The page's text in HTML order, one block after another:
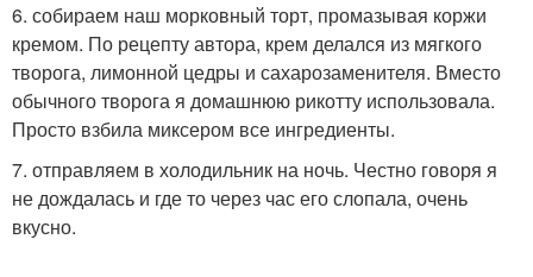
6. собираем наш морковный торт, промазывая коржи
кремом. По рецепту автора, крем делался из мягкого
творога, лимонной цедры и сахарозаменителя. Вместо
обычного творога я домашнюю рикотту использовала.
Просто взбила миксером все ингредиенты.
7. отправляем в холодильник на ночь. Честно говоря я
не дождалась и где то через час его слопала, очень
вкусно.